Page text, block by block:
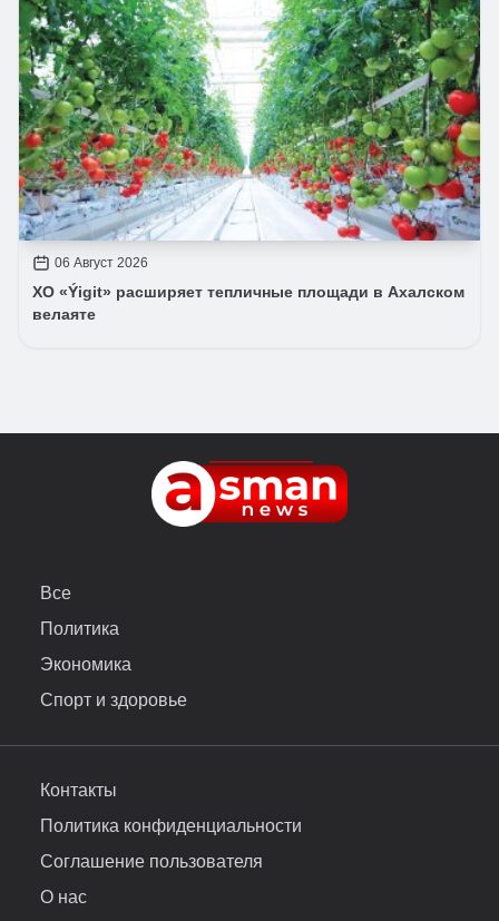
06 Август 2026
ХО «Ýigit» расширяет тепличные площади в Ахалском
велаяте
Все
Политика
Экономика
Спорт и здоровье
Контакты
Политика конфиденциальности
Соглашение пользователя
О нас